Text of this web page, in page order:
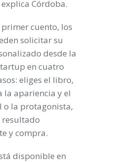
Córdoba.
primer cuento, los
solicitar su
desde la
en cuatro
eliges el libro,
la apariencia y el
o la protagonista,
resultado
y compra.
disponible en